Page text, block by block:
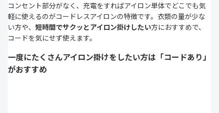
コンセント部分がなく、充電をすればアイロン単体でどこでも気
軽に使えるのがコードレスアイロンの特徴です。衣類の量が少な
い方や、 短時間でサクッとアイロン掛けしたい方におすすめで、
コードを気にせず使えます。
一度にたくさんアイロン掛けをしたい方は「コードあり」
がおすすめ